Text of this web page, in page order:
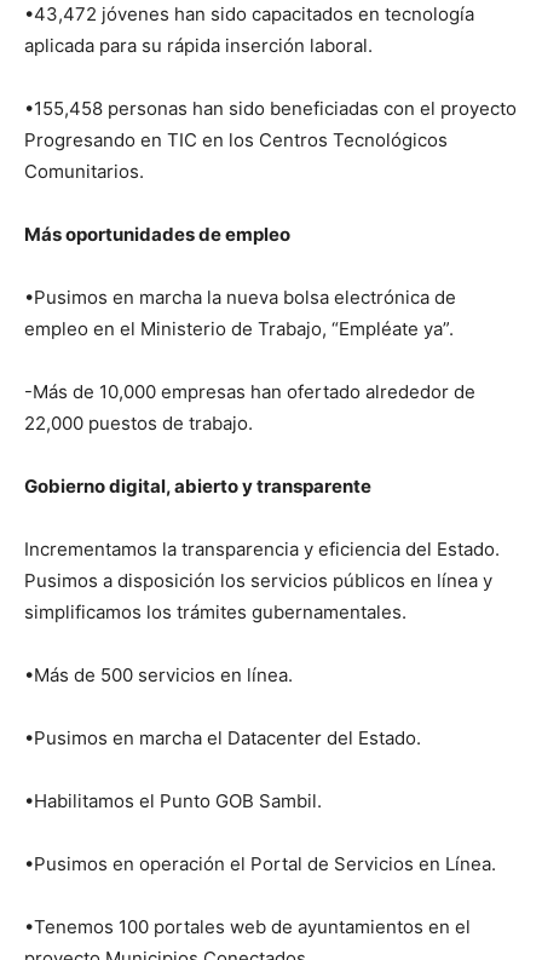
•43,472 jóvenes han sido capacitados en tecnología
aplicada para su rápida inserción laboral.
•155,458 personas han sido beneficiadas con el proyecto
Progresando en TIC en los Centros Tecnológicos
Comunitarios.
Más oportunidades de empleo
•Pusimos en marcha la nueva bolsa electrónica de
empleo en el Ministerio de Trabajo, “Empléate ya”.
-Más de 10,000 empresas han ofertado alrededor de
22,000 puestos de trabajo.
Gobierno digital, abierto y transparente
Incrementamos la transparencia y eficiencia del Estado.
Pusimos a disposición los servicios públicos en línea y
simplificamos los trámites gubernamentales.
•Más de 500 servicios en línea.
•Pusimos en marcha el Datacenter del Estado.
•Habilitamos el Punto GOB Sambil.
•Pusimos en operación el Portal de Servicios en Línea.
•Tenemos 100 portales web de ayuntamientos en el